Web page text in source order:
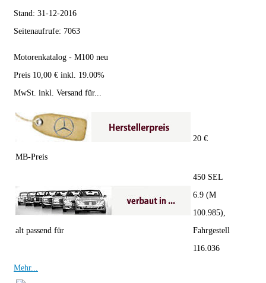
Stand: 31-12-2016
Seitenaufrufe: 7063
Motorenkatalog - M100 neu
Preis 10,00 € inkl. 19.00%
MwSt. inkl. Versand für...
MB-Preis
20 €
alt passend für
450 SEL
6.9 (M
100.985),
Fahrgestell
116.036
Mehr...